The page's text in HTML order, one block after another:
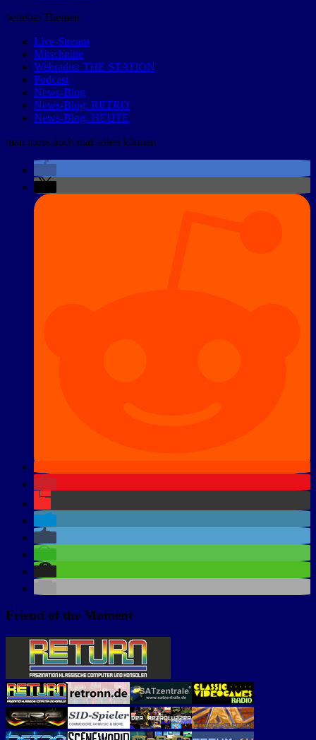
beliebte Themen
Live-Stream
Mitschnitte
Webradio: THE STATION
Podcast
News-Blog
News-Blog: RETRO
News-Blog: HEUTE
man muss auch mal teilen können
Friend of the Moment